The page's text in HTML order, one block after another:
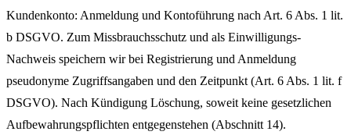
Kundenkonto: Anmeldung und Kontoführung nach Art. 6 Abs. 1 lit.
b DSGVO. Zum Missbrauchsschutz und als Einwilligungs-
Nachweis speichern wir bei Registrierung und Anmeldung
pseudonyme Zugriffsangaben und den Zeitpunkt (Art. 6 Abs. 1 lit. f
DSGVO). Nach Kündigung Löschung, soweit keine gesetzlichen
Aufbewahrungspflichten entgegenstehen (Abschnitt 14).